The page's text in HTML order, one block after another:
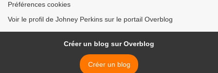
Préférences cookies
Voir le profil de Johney Perkins sur le portail Overblog
Créer un blog sur Overblog
Créer un blog